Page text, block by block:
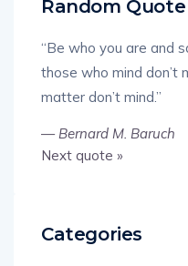
Random Quote
“Be who you are and
those who mind don’t
matter don’t mind.”
—Bernard M. Baruch
Next quote »
Categories